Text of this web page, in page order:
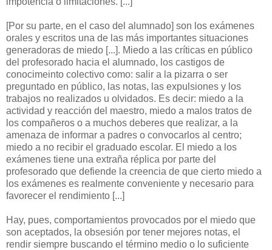
[Por su parte, en el caso del alumnado] son los exámenes
orales y escritos una de las más importantes situaciones
generadoras de miedo [...]. Miedo a las críticas en público
del profesorado hacia el alumnado, los castigos de
conocimeinto colectivo como: salir a la pizarra o ser
preguntado en público, las notas, las expulsiones y los
trabajos no realizados u olvidados. Es decir: miedo a la
actividad y reacción del maestro, miedo a malos tratos de
los compañeros o a muchos deberes que realizar, a la
amenaza de informar a padres o convocarlos al centro;
miedo a no recibir el graduado escolar. El miedo a los
exámenes tiene una extraña réplica por parte del
profesorado que defiende la creencia de que cierto miedo a
los exámenes es realmente conveniente y necesario para
favorecer el rendimiento [...]
Hay, pues, comportamientos provocados por el miedo que
son aceptados, la obsesión por tener mejores notas, el
rendir siempre buscando el término medio o lo suficiente